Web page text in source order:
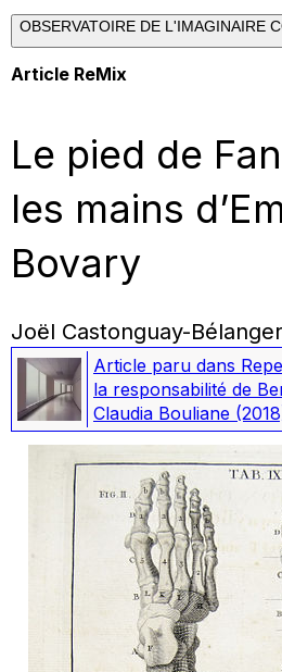
OBSERVATOIRE DE L'IMAGINAIRE
Article ReMix
Le pied de
les mains
Bovary
Joël Castonguay-Bélanger
Article paru dans
la responsabilité de
Claudia Bouliane